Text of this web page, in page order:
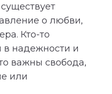
о любви,
Кто-то
в надежности и
важны свобода,
или